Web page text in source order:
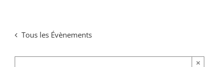
contenuTous les Évènements
×